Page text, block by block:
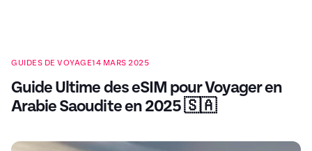
GUIDES DE VOYAGE14 MARS 2025
Guide Ultime des eSIM pour Voyager en
Arabie Saoudite en 2025 🇸🇦